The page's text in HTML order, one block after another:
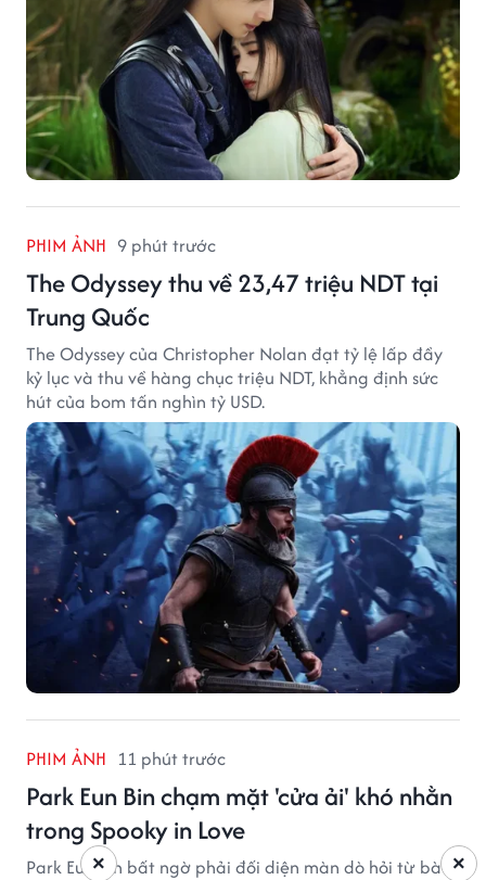
PHIM ẢNH 9 phút trước
The Odyssey thu về 23,47 triệu NDT tại
Trung Quốc
The Odyssey của Christopher Nolan đạt tỷ lệ lấp đầy
kỷ lục và thu về hàng chục triệu NDT, khẳng định sức
hút của bom tấn nghìn tỷ USD.
PHIM ẢNH 11 phút trước
Park Eun Bin chạm mặt 'cửa ải' khó nhằn
trong Spooky in Love
Park Eun Bin bất ngờ phải đối diện màn dò hỏi từ bà ×
×